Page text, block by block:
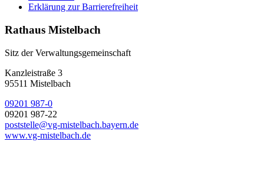
Erklärung zur Barrierefreiheit
Rathaus Mistelbach
Sitz der Verwaltungsgemeinschaft
Kanzleistraße 3
95511 Mistelbach
09201 987-0
09201 987-22
poststelle@vg-mistelbach.bayern.de
www.vg-mistelbach.de